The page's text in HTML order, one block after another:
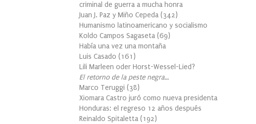
criminal de guerra a mucha honra
Juan J. Paz y Miño Cepeda (342)
Humanismo latinoamericano y socialismo
Koldo Campos Sagaseta (69)
Había una vez una montaña
Luis Casado (161 )
Lili Marleen oder Horst-Wessel-Lied?
El retorno de la peste negra…
Marco Teruggi (38)
Xiomara Castro juró como nueva presidenta
Honduras: el regreso 12 años después
Reinaldo Spitaletta (192)